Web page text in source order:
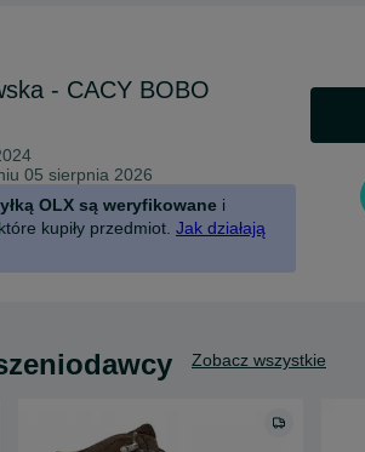
- CACY BOBO
05 sierpnia 2026
OLX są weryfikowane i
kupiły przedmiot. Jak działają
Zobacz wszystkie